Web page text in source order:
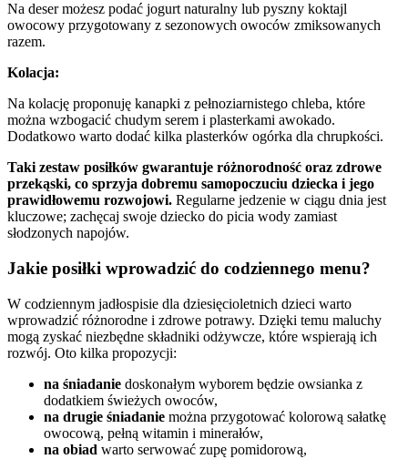
Na deser możesz podać jogurt naturalny lub pyszny koktajl
owocowy przygotowany z sezonowych owoców zmiksowanych
razem.
Kolacja:
Na kolację proponuję kanapki z pełnoziarnistego chleba, które
można wzbogacić chudym serem i plasterkami awokado.
Dodatkowo warto dodać kilka plasterków ogórka dla chrupkości.
Taki zestaw posiłków gwarantuje różnorodność oraz zdrowe
przekąski, co sprzyja dobremu samopoczuciu dziecka i jego
prawidłowemu rozwojowi. Regularne jedzenie w ciągu dnia jest
kluczowe; zachęcaj swoje dziecko do picia wody zamiast
słodzonych napojów.
Jakie posiłki wprowadzić do codziennego menu?
W codziennym jadłospisie dla dziesięcioletnich dzieci warto
wprowadzić różnorodne i zdrowe potrawy. Dzięki temu maluchy
mogą zyskać niezbędne składniki odżywcze, które wspierają ich
rozwój. Oto kilka propozycji:
na śniadanie doskonałym wyborem będzie owsianka z
dodatkiem świeżych owoców,
na drugie śniadanie można przygotować kolorową sałatkę
owocową, pełną witamin i minerałów,
na obiad warto serwować zupę pomidorową,